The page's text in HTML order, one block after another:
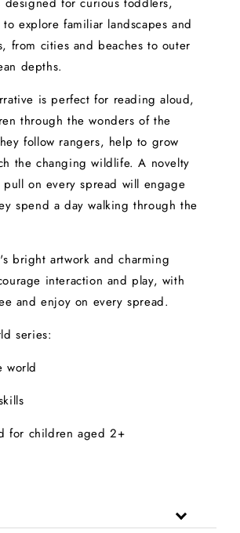
explore familiar landscapes and
from cities and beaches to outer
depths.
is perfect for reading aloud,
through the wonders of the
follow rangers, help to grow
the changing wildlife. A novelty
on every spread will engage
spend a day walking through the
bright artwork and charming
interaction and play, with
and enjoy on every spread.
series:
world
for children aged 2+